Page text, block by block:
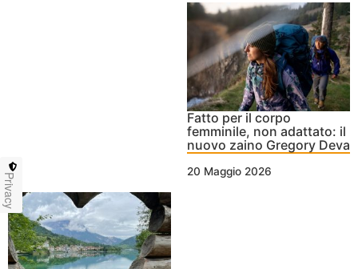
Fatto per il corpo
femminile, non adattato: il
nuovo zaino Gregory Deva
20 Maggio 2026
Privacy